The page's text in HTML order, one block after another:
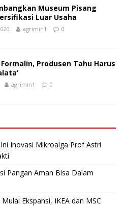
Museum Pisang
Luar Usaha
agrimin1 0
Produsen Tahu Harus
agrimin1 0
Inovasi Mikroalga Prof Astri
Pangan Aman Bisa Dalam
Ekspansi, IKEA dan MSC